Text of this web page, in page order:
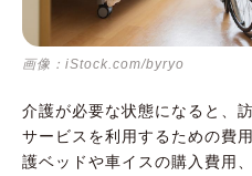
画像：iStock.com/byryo
介護が必要な状態になると、
サービスを利用するための費
護ベッドや車イスの購入費用